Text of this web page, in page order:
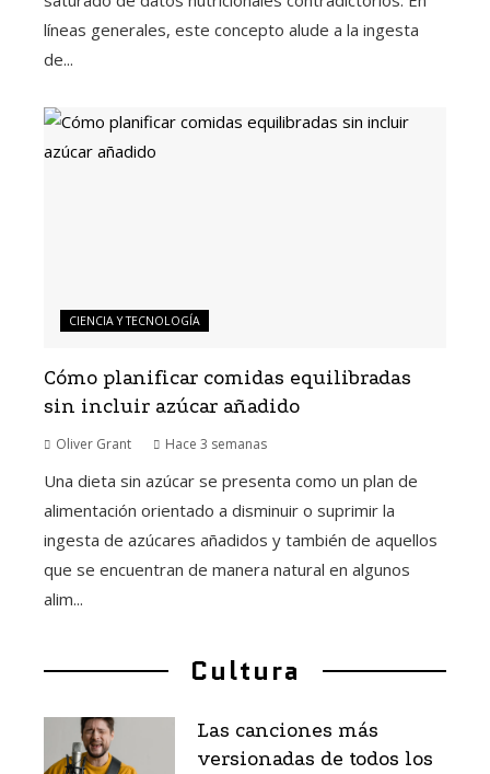
líneas generales, este concepto alude a la ingesta
de...
CIENCIA Y TECNOLOGÍA
Cómo planificar comidas equilibradas
sin incluir azúcar añadido
Oliver Grant Hace 3 semanas
Una dieta sin azúcar se presenta como un plan de
alimentación orientado a disminuir o suprimir la
ingesta de azúcares añadidos y también de aquellos
que se encuentran de manera natural en algunos
alim...
Cultura
Las canciones más
versionadas de todos los